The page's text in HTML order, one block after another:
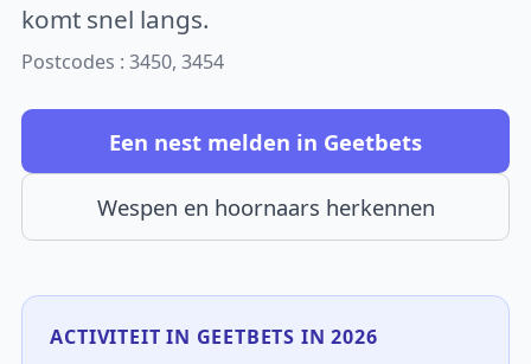
komt snel langs.
Postcodes : 3450, 3454
Een nest melden in Geetbets
Wespen en hoornaars herkennen
ACTIVITEIT IN GEETBETS IN 2026